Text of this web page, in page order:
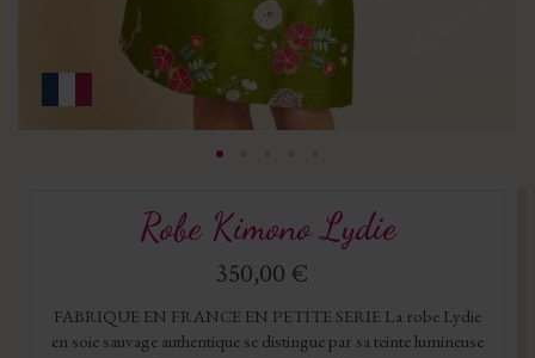
Robe Kimono Lydie
350,00 €
FABRIQUE EN FRANCE EN PETITE SERIE La robe Lydie
en soie sauvage authentique se distingue par sa teinte lumineuse